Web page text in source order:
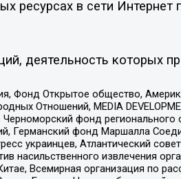
ресурсах в сети Интернет
деятельность которых
Фонд Открытое общество,
Отношений, MEDIA
фонд регионального
Германский фонд Маршалла
украинцев, Атлантический
насильственного извлечения
Всемирная организация по